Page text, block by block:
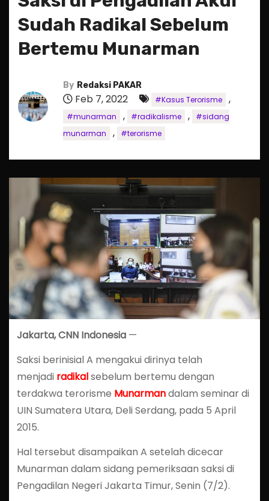
Sudah Radikal Sebelum
Bertemu Munarman
By Redaksi PAKAR
Feb 7, 2022 #Kasus Terorisme ,
#munarman , #radikalisme ,
#sidang
munarman
, #terorisme
Jakarta, CNN Indonesia—
Saksi berinisial A mengakui dirinya telah
menjadi radikalsebelum bertemu dengan
terdakwa terorisme Munarmandalam seminar di
UIN Sumatera Utara, Deli Serdang, pada 5 April
2015.
Hal tersebut disampaikan A setelah dicecar
Munarman dalam sidang pemeriksaan saksi di
Pengadilan Negeri Jakarta Timur, Senin (7/2).